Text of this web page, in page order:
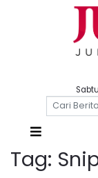
Tag: